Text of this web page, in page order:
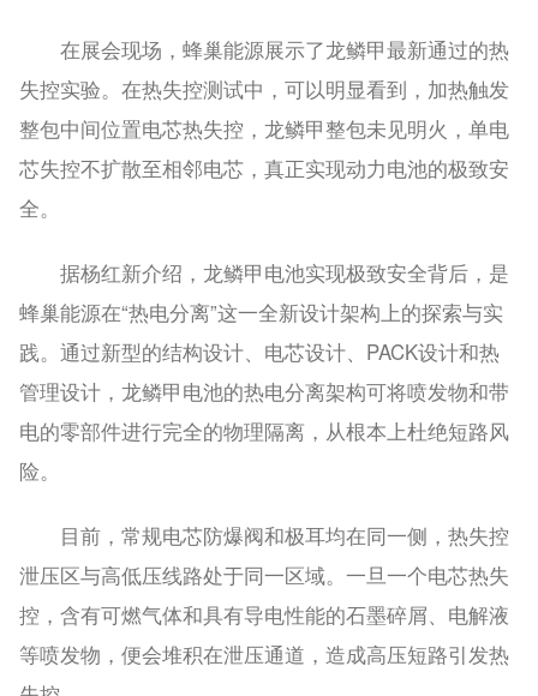
在展会现场，蜂巢能源展示了龙鳞甲最新通过的热
失控实验。在热失控测试中，可以明显看到，加热触发
整包中间位置电芯热失控，龙鳞甲整包未见明火，单电
芯失控不扩散至相邻电芯，真正实现动力电池的极致安
全。
据杨红新介绍，龙鳞甲电池实现极致安全背后，是
蜂巢能源在“热电分离”这一全新设计架构上的探索与实
践。通过新型的结构设计、电芯设计、PACK设计和热
管理设计，龙鳞甲电池的热电分离架构可将喷发物和带
电的零部件进行完全的物理隔离，从根本上杜绝短路风
险。
目前，常规电芯防爆阀和极耳均在同一侧，热失控
泄压区与高低压线路处于同一区域。一旦一个电芯热失
控，含有可燃气体和具有导电性能的石墨碎屑、电解液
等喷发物，便会堆积在泄压通道，造成高压短路引发热